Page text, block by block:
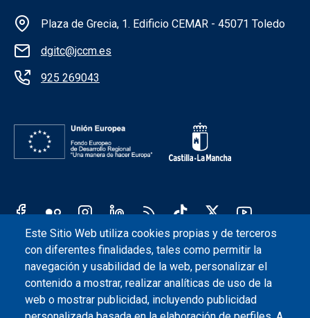
Este Sitio Web utiliza cookies propias y de terceros
con diferentes finalidades, tales como permitir la
navegación y usabilidad de la web, personalizar el
contenido a mostrar, realizar analíticas de uso de la
web o mostrar publicidad, incluyendo publicidad
Información de la institución
Plaza de Grecia, 1. Edificio CEMAR - 45071 Toledo
dgitc@jccm.es
925 269043
Redes sociales JCCM
Menú legal
Accesibilidad Aviso legal Protección de datos